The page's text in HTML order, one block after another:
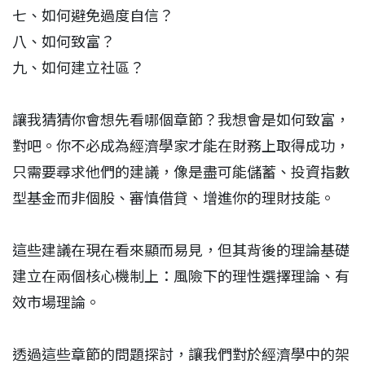
七、如何避免過度自信？
八、如何致富？
九、如何建立社區？
讓我猜猜你會想先看哪個章節？我想會是如何致富，
對吧。你不必成為經濟學家才能在財務上取得成功，
只需要尋求他們的建議，像是盡可能儲蓄、投資指數
型基金而非個股、審慎借貸、增進你的理財技能。
這些建議在現在看來顯而易見，但其背後的理論基礎
建立在兩個核心機制上：風險下的理性選擇理論、有
效市場理論。
透過這些章節的問題探討，讓我們對於經濟學中的架